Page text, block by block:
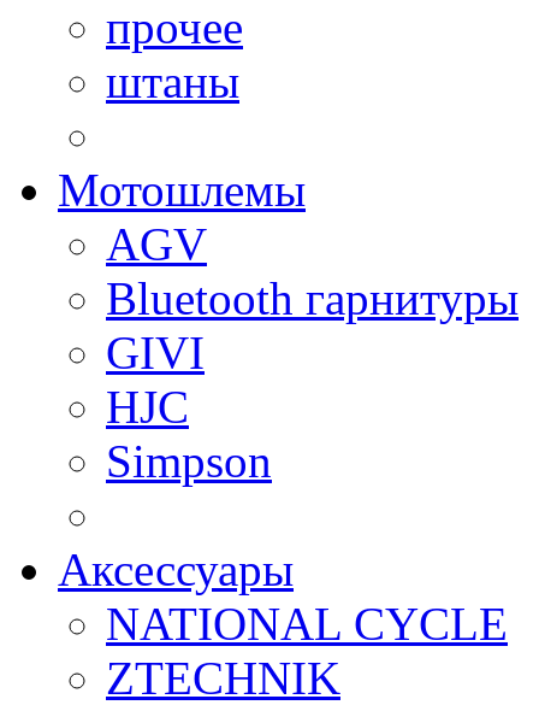
прочее
штаны
Мотошлемы
AGV
Bluetooth гарнитуры
GIVI
HJC
Simpson
Аксессуары
NATIONAL CYCLE
ZTECHNIK